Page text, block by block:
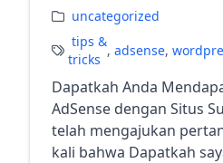
uncategorized
tips &
tricks
, adsense,
Dapatkah Anda
AdSense dengan Situs
telah mengajukan
kali bahwa Dapatkah